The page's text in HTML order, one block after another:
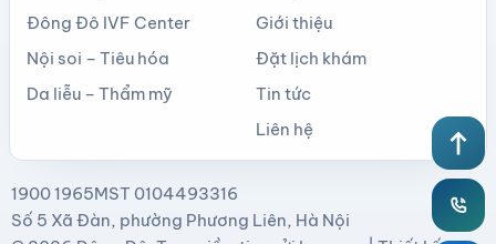
Đông Đô IVF Center
Nội soi – Tiêu hóa
Da liễu – Thẩm mỹ
Giới thiệu
Đặt lịch khám
Tin tức
Liên hệ
1900 1965MST 0104493316
Số 5 Xã Đàn, phường Phương Liên, Hà Nội
north